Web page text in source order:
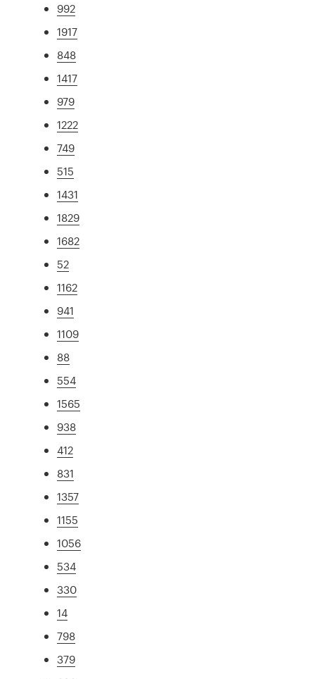
992
1917
848
1417
979
1222
749
515
1431
1829
1682
52
1162
941
1109
88
554
1565
938
412
831
1357
1155
1056
534
330
14
798
379